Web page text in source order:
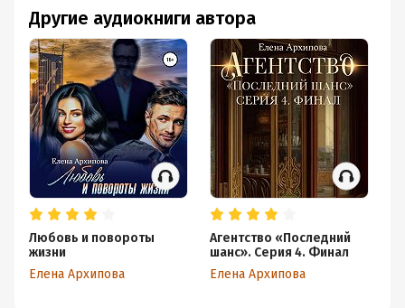
Другие аудиокниги автора
Любовь и повороты
жизни
Елена Архипова
Агентство «Последний
шанс». Серия 4. Финал
Елена Архипова